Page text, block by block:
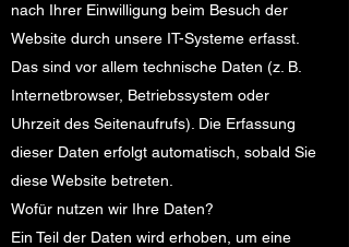
nach Ihrer Einwilligung beim Besuch der
Website durch unsere IT-Systeme erfasst.
Das sind vor allem technische Daten (z. B.
Internetbrowser, Betriebssystem oder
Uhrzeit des Seitenaufrufs). Die Erfassung
dieser Daten erfolgt automatisch, sobald Sie
diese Website betreten.
Wofür nutzen wir Ihre Daten?
Ein Teil der Daten wird erhoben, um eine